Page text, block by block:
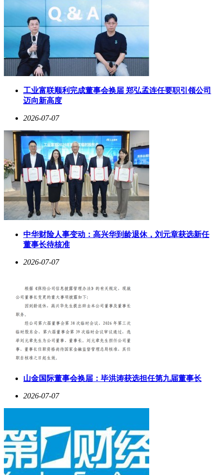
工业富联顺利完成董事会换届 郑弘孟连任要职引领公司
迈向新高度
2026-07-07
中华财险人事变动：高兴华到龄退休，刘元章获选新任
董事长待核准
2026-07-07
山金国际董事会换届：毕洪涛获选担任第九届董事长
2026-07-07